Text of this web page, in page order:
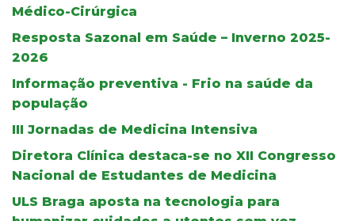
Médico-Cirúrgica
Resposta Sazonal em Saúde – Inverno 2025-
2026
Informação preventiva - Frio na saúde da
população
III Jornadas de Medicina Intensiva
Diretora Clínica destaca-se no XII Congresso
Nacional de Estudantes de Medicina
ULS Braga aposta na tecnologia para